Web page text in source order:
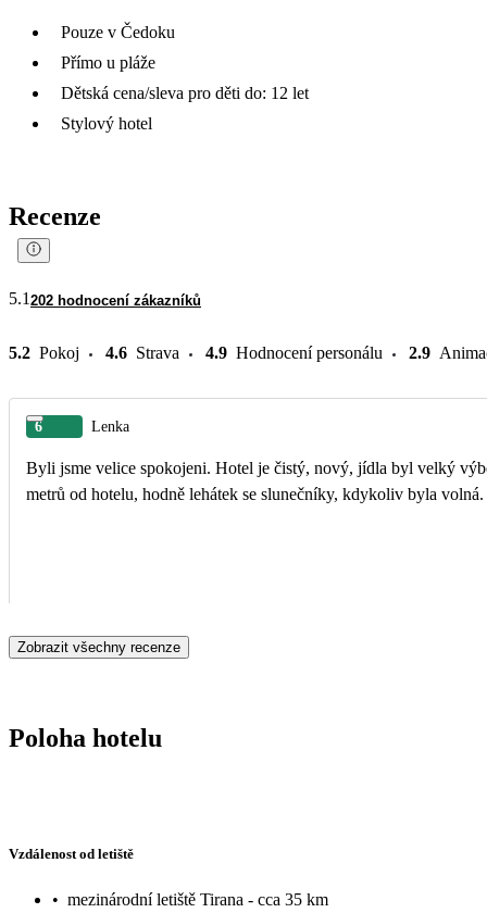
Pouze v Čedoku
Přímo u pláže
Dětská cena/sleva pro děti do: 12 let
Stylový hotel
Recenze
5.1 202 hodnocení zákazníků
5.2 Pokoj 4.6 Strava 4.9 Hodnocení personálu 2.9
6 Lenka
Byli jsme velice spokojeni. Hotel je čistý, nový, jídla byl velký
metrů od hotelu, hodně lehátek se slunečníky, kdykoliv byla volná.
Zobrazit všechny recenze
Poloha hotelu
Vzdálenost od letiště
• mezinárodní letiště Tirana - cca 35 km